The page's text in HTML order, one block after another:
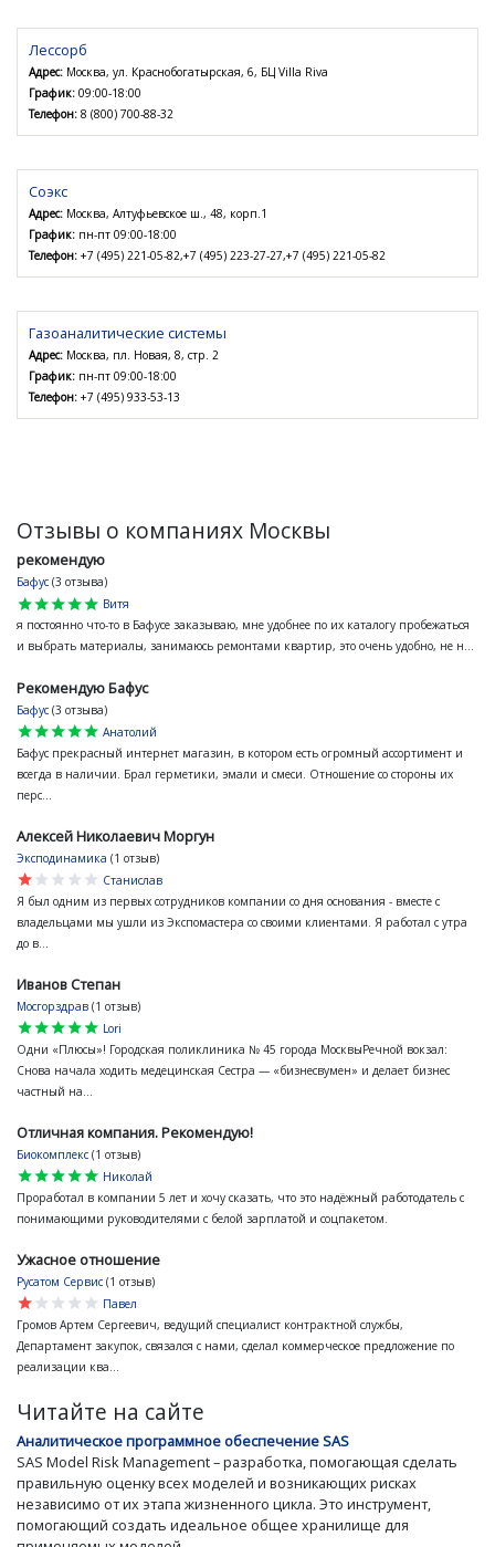
Лессорб
Адрес: Москва, ул. Краснобогатырская, 6, БЦ Villa Riva
График: 09:00-18:00
Телефон: 8 (800) 700-88-32
Соэкс
Адрес: Москва, Алтуфьевское ш., 48, корп.1
График: пн-пт 09:00-18:00
Телефон: +7 (495) 221-05-82,+7 (495) 223-27-27,+7 (495) 221-05-82
Газоаналитические системы
Адрес: Москва, пл. Новая, 8, стр. 2
График: пн-пт 09:00-18:00
Телефон: +7 (495) 933-53-13
Отзывы о компаниях Москвы
рекомендую
Бафус (3 отзыва)
star
star
star
star
star
Витя
я постоянно что-то в Бафусе заказываю, мне удобнее по их каталогу пробежаться
и выбрать материалы, занимаюсь ремонтами квартир, это очень удобно, не н...
Рекомендую Бафус
Бафус (3 отзыва)
star
star
star
star
star
Анатолий
Бафус прекрасный интернет магазин, в котором есть огромный ассортимент и
всегда в наличии. Брал герметики, эмали и смеси. Отношение со стороны их
перс...
Алексей Николаевич Моргун
Эксподинамика (1 отзыв)
star
star
star
star
star
Станислав
Я был одним из первых сотрудников компании со дня основания - вместе с
владельцами мы ушли из Экспомастера со своими клиентами. Я работал с утра
до в...
Иванов Степан
Мосгорздрав (1 отзыв)
star
star
star
star
star
Lori
Одни «Плюсы»! Городская поликлиника № 45 города МосквыРечной вокзал:
Снова начала ходить медецинская Сестра — «бизнесвумен» и делает бизнес
частный на...
Отличная компания. Рекомендую!
Биокомплекс (1 отзыв)
star
star
star
star
star
Николай
Проработал в компании 5 лет и хочу сказать, что это надёжный работодатель с
понимающими руководителями с белой зарплатой и соцпакетом.
Ужасное отношение
Русатом Сервис (1 отзыв)
star
star
star
star
star
Павел
Громов Артем Сергеевич, ведущий специалист контрактной службы,
Департамент закупок, связался с нами, сделал коммерческое предложение по
реализации ква...
Читайте на сайте
Аналитическое программное обеспечение SAS
SAS Model Risk Management – разработка, помогающая сделать
правильную оценку всех моделей и возникающих рисках
независимо от их этапа жизненного цикла. Это инструмент,
помогающий создать идеальное общее хранилище для